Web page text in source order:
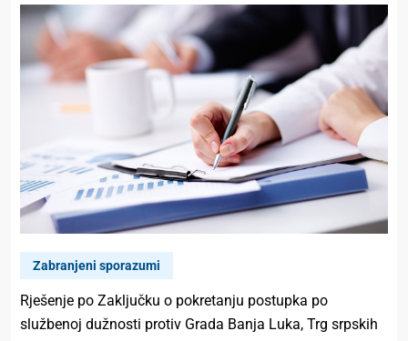
Zabranjeni sporazumi
Rješenje po Zaključku o pokretanju postupka po
službenoj dužnosti protiv Grada Banja Luka, Trg srpskih